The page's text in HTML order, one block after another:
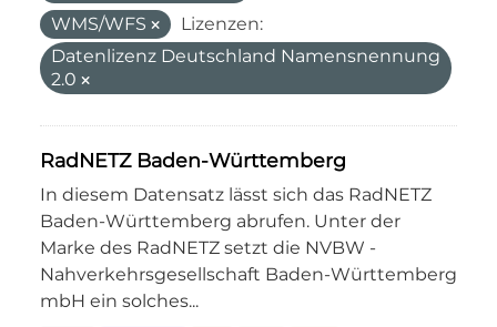
WMS/WFS
Lizenzen:
Datenlizenz Deutschland Namensnennung
2.0
RadNETZ Baden-Württemberg
In diesem Datensatz lässt sich das RadNETZ
Baden-Württemberg abrufen. Unter der
Marke des RadNETZ setzt die NVBW -
Nahverkehrsgesellschaft Baden-Württemberg
mbH ein solches...